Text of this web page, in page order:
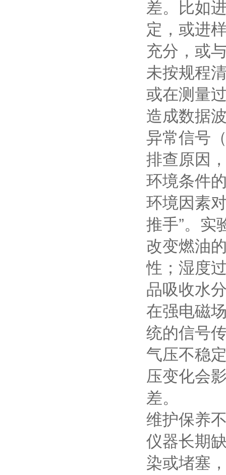
差。比如
定，或进
充分，或
未按规程
或在测量
造成数据
异常信号
排查原因
环境条件
环境因素
推手”。实
改变燃油
性；湿度
品吸收水
在强电磁
统的信号
气压不稳
压变化会
差。
维护保养
仪器长期
染或堵塞